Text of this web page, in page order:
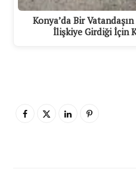
Konya’da Bir
İlişkiye Girdiği İçin